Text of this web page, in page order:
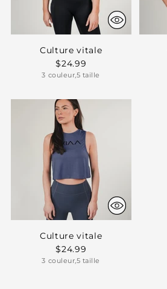
Culture vitale
$24.99
3 couleur,5 taille
Culture vitale
$24.99
3 couleur,5 taille